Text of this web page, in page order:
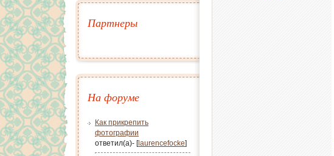
Партнеры
На форуме
Как прикрепить
фотографии
ответил(а)- [laurencefocke]